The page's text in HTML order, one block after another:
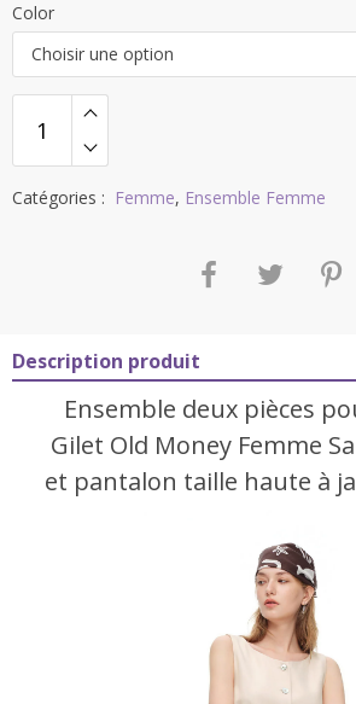
Color
Choisir une option
Catégories : Femme, Ensemble Femme
Description produit
Ensemble deux pièces
Gilet Old Money Femme
et pantalon taille haute à